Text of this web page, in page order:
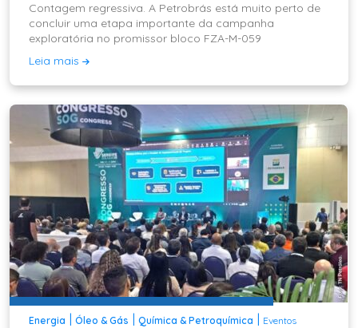
Contagem regressiva. A Petrobrás está muito perto de
concluir uma etapa importante da campanha
exploratória no promissor bloco FZA-M-059
Leia mais
Energia Óleo & Gás Química & Petroquímica Eventos